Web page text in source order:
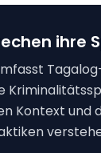
ihre
Kontext und